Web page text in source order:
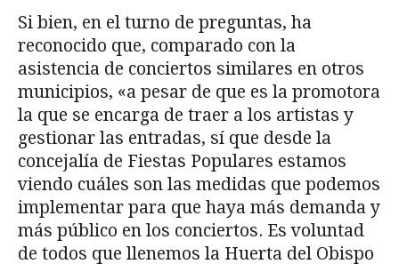
Si bien, en el turno de preguntas, ha
reconocido que, comparado con la
asistencia de conciertos similares en otros
municipios, «a pesar de que es la promotora
la que se encarga de traer a los artistas y
gestionar las entradas, sí que desde la
concejalía de Fiestas Populares estamos
viendo cuáles son las medidas que podemos
implementar para que haya más demanda y
más público en los conciertos. Es voluntad
de todos que llenemos la Huerta del Obispo